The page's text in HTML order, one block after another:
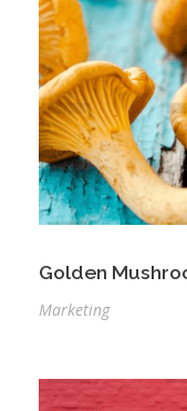
Golden
Marketing